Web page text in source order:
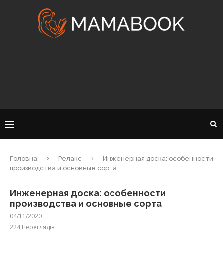
Головна Релакс
Инженерная доска: особенности
производства и основные сорта
Инженерная доска: особенности
производства и основные сорта
04/11/2020
224Переглядів